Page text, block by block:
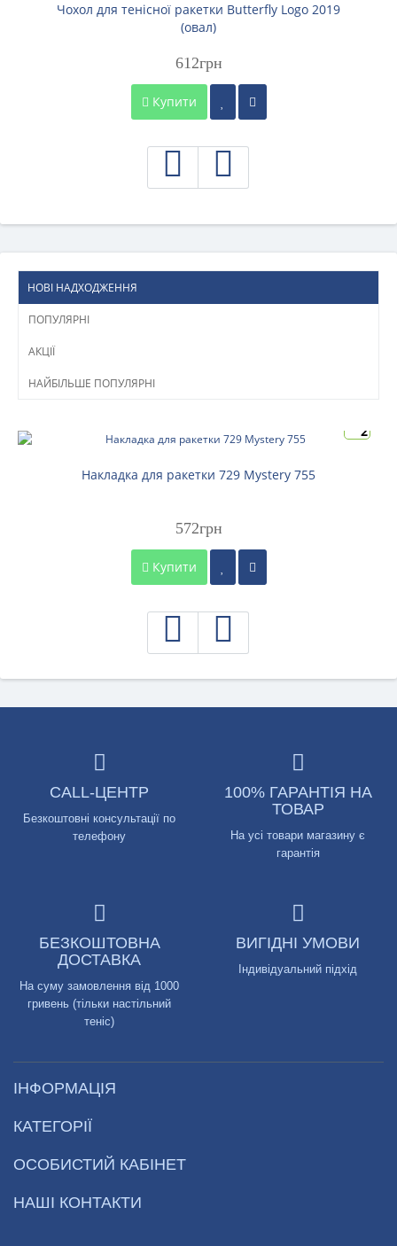
Чохол для тенісної ракетки Butterfly Logo 2019
(овал)
612грн
Купити
НОВІ НАДХОДЖЕННЯ
ПОПУЛЯРНІ
АКЦІЇ
НАЙБІЛЬШЕ ПОПУЛЯРНІ
2
Накладка для ракетки 729 Mystery 755
572грн
Купити
CALL-ЦЕНТР
Безкоштовні консультації по
телефону
100% ГАРАНТІЯ НА
ТОВАР
На усі товари магазину є
гарантія
БЕЗКОШТОВНА
ДОСТАВКА
На суму замовлення від 1000
гривень (тільки настільний
теніс)
ВИГІДНІ УМОВИ
Індивідуальний підхід
ІНФОРМАЦІЯ
КАТЕГОРІЇ
ОСОБИСТИЙ КАБІНЕТ
НАШІ КОНТАКТИ